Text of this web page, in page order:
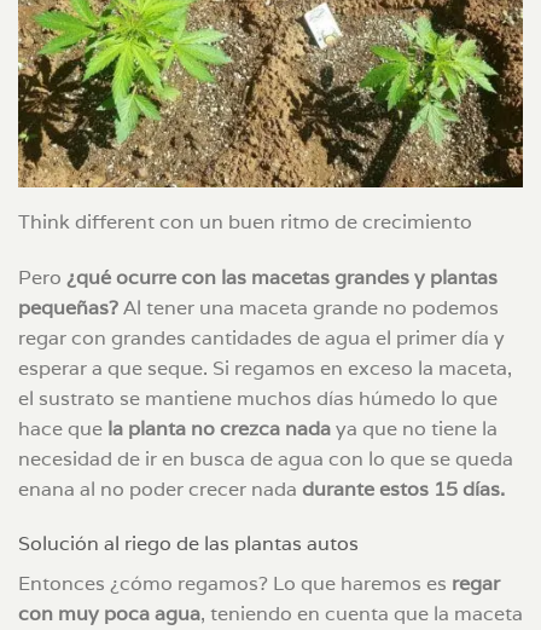
Think different con un buen ritmo de crecimiento
Pero ¿qué ocurre con las macetas grandes y plantas
pequeñas?Al tener una maceta grande no podemos
regar con grandes cantidades de agua el primer día y
esperar a que seque. Si regamos en exceso la maceta,
el sustrato se mantiene muchos días húmedo lo que
hace que la planta no crezca nadaya que no tiene la
necesidad de ir en busca de agua con lo que se queda
enana al no poder crecer nada durante estos 15 días.
Solución al riego de las plantas autos
Entonces ¿cómo regamos? Lo que haremos es regar
con muy poca agua, teniendo en cuenta que la maceta